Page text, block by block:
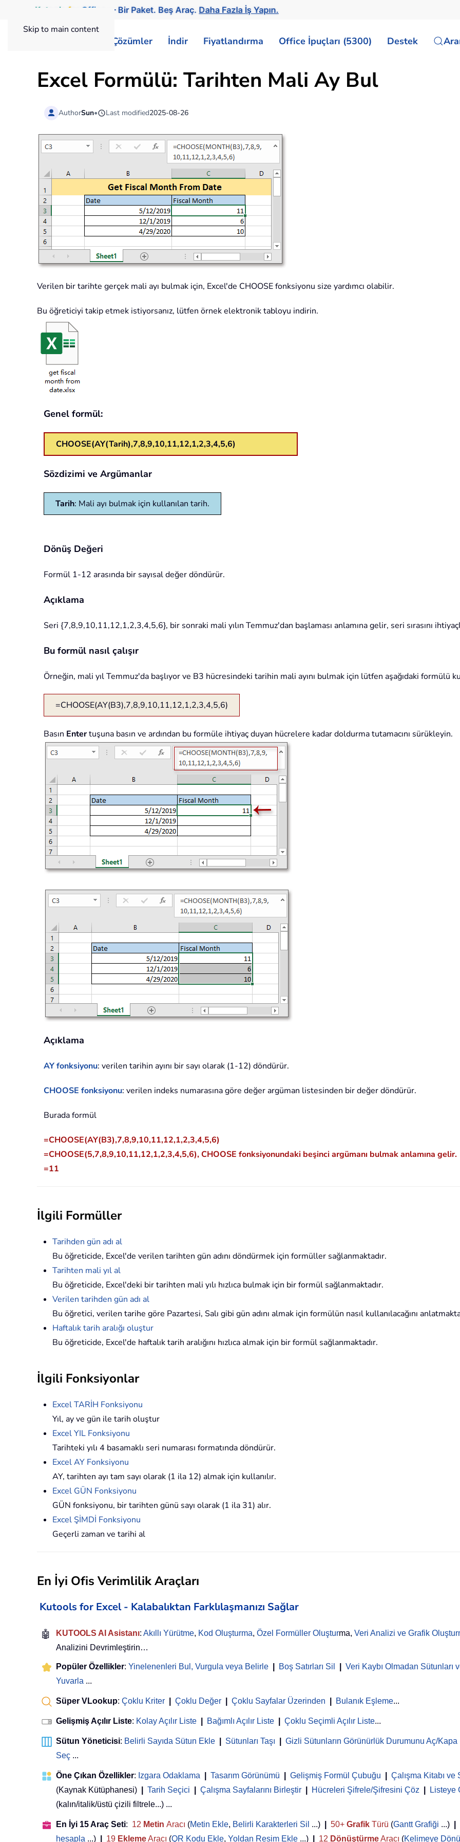
Skip to main content
Kutools for Office — Bir Paket. Beş Araç.Daha Fazla İş Yapın.
Çözümler İndir Fiyatlandırma Office İpuçları (5300) Destek
Excel Formülü: Tarihten Mali Ay Bul
AuthorSun• Last modified2025-08-26
Verilen bir tarihte gerçek mali ayı bulmak için, Excel'de CHOOSE fonksiyonu size yardımcı olabilir.
Bu öğreticiyi takip etmek istiyorsanız, lütfen örnek elektronik tabloyu indirin.
Genel formül:
CHOOSE(AY(Tarih),7,8,9,10,11,12,1,2,3,4,5,6)
Sözdizimi ve Argümanlar
Tarih: Mali ayı bulmak için kullanılan tarih.
Dönüş Değeri
Formül 1-12 arasında bir sayısal değer döndürür.
Açıklama
Seri {7,8,9,10,11,12,1,2,3,4,5,6}, bir sonraki mali yılın Temmuz'dan başlaması anlamına gelir, seri sırasını
Bu formül nasıl çalışır
Örneğin, mali yıl Temmuz'da başlıyor ve B3 hücresindeki tarihin mali ayını bulmak için lütfen aşağıdaki formülü
=CHOOSE(AY(B3),7,8,9,10,11,12,1,2,3,4,5,6)
Basın Entertuşuna basın ve ardından bu formüle ihtiyaç duyan hücrelere kadar doldurma tutamacını sürükleyin.
Açıklama
AY fonksiyonu: verilen tarihin ayını bir sayı olarak (1-12) döndürür.
CHOOSE fonksiyonu: verilen indeks numarasına göre değer argüman listesinden bir değer döndürür.
Burada formül
=CHOOSE(AY(B3),7,8,9,10,11,12,1,2,3,4,5,6)
=CHOOSE(5,7,8,9,10,11,12,1,2,3,4,5,6), CHOOSE fonksiyonundaki beşinci argümanı bulmak anlamına gelir.
=11
İlgili Formüller
Tarihden gün adı al
Bu öğreticide, Excel'de verilen tarihten gün adını döndürmek için formüller sağlanmaktadır.
Tarihten mali yıl al
Bu öğreticide, Excel'deki bir tarihten mali yılı hızlıca bulmak için bir formül sağlanmaktadır.
Verilen tarihden gün adı al
Bu öğretici, verilen tarihe göre Pazartesi, Salı gibi gün adını almak için formülün nasıl kullanılacağını
Haftalık tarih aralığı oluştur
Bu öğreticide, Excel'de haftalık tarih aralığını hızlıca almak için bir formül sağlanmaktadır.
İlgili Fonksiyonlar
Excel TARİH Fonksiyonu
Yıl, ay ve gün ile tarih oluştur
Excel YIL Fonksiyonu
Tarihteki yılı 4 basamaklı seri numarası formatında döndürür.
Excel AY Fonksiyonu
AY, tarihten ayı tam sayı olarak (1 ila 12) almak için kullanılır.
Excel GÜN Fonksiyonu
GÜN fonksiyonu, bir tarihten günü sayı olarak (1 ila 31) alır.
Excel ŞİMDİ Fonksiyonu
Geçerli zaman ve tarihi al
En İyi Ofis Verimlilik Araçları
Kutools for Excel - Kalabalıktan Farklılaşmanızı Sağlar
🤖 KUTOOLS AI Asistanı: Akıllı Yürütme, Kod Oluşturma, Özel Formüller Oluşturma, Veri Analizi ve Grafik
Analizini Devrimleştirin…
Popüler Özellikler: Yinelenenleri Bul, Vurgula veya Belirle Boş Satırları Sil
Veri Kaybı Olmadan Sütunları
Yuvarla ...
Süper VLookup: Çoklu Kriter Çoklu Değer Çoklu Sayfalar Üzerinden Bulanık Eşleme...
Gelişmiş Açılır Liste: Kolay Açılır Liste Bağımlı Açılır Liste Çoklu Seçimli Açılır Liste...
Sütun Yöneticisi: Belirli Sayıda Sütun Ekle Sütunları Taşı
Gizli Sütunların Görünürlük Durumunu Aç/Kapa
Seç ...
Öne Çıkan Özellikler: Izgara Odaklama Tasarım Görünümü Gelişmiş Formül Çubuğu
Çalışma Kitabı
(Kaynak Kütüphanesi)
Tarih Seçici Çalışma Sayfalarını Birleştir Hücreleri Şifrele/Şifresini Çöz
Listeye
(kalın/italik/üstü çizili filtrele...) ...
En İyi 15 Araç Seti: 12 Metin Aracı (Metin Ekle, Belirli Karakterleri Sil ...) 50+ Grafik Türü (Gantt Grafiği ...)
hesapla ...) 19 EklemeAracı (QR Kodu Ekle, Yoldan Resim Ekle ...) 12 DönüştürmeAracı (Kelimeye